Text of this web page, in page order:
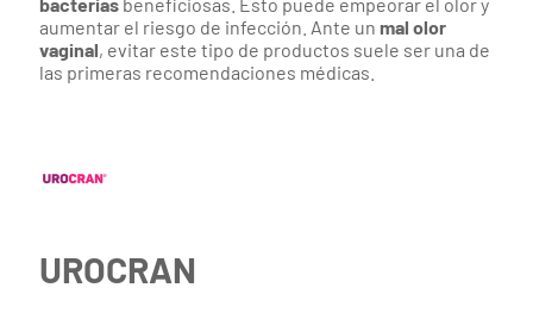
aumentar el riesgo de infección. Ante un mal olor
vaginal, evitar este tipo de productos suele ser una de
las primeras recomendaciones médicas.
UROCRAN